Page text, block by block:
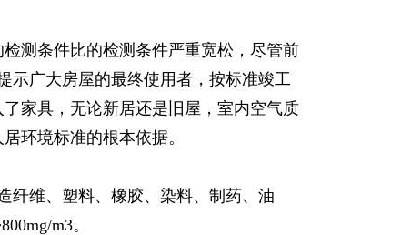
测条件比的检测条件严重宽松，尽管前
示广大房屋的最终使用者，按标准竣工
家具，无论新居还是旧屋，室内空气质
环境标准的根本依据。
维、塑料、橡胶、染料、制药、油
m3。